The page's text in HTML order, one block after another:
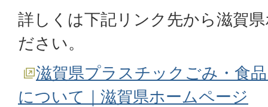
詳しくは下記リンク先から滋賀
ださい。
滋賀県プラスチックごみ・食
について｜滋賀県ホームページ